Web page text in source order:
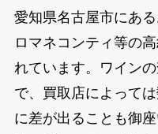
愛知県名古屋市にあ
ロマネコンティ等の
れています。ワイン
で、買取店によって
に差が出ることも御座